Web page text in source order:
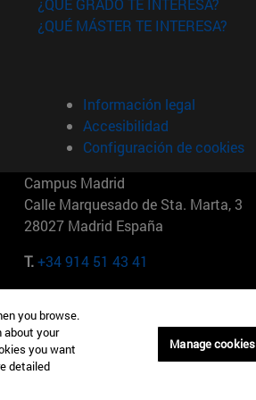
ventana)
nueva ventana)
nueva ventana)
¿QUÉ GRADO TE INTERESA?
¿QUÉ MÁSTER TE INTERESA?
Información legal
Accesibilidad
Configuración de cookies
Campus Madrid
Calle Marquesado de Sta. Marta, 3
28027 Madrid España
T.+34 914 51 43 41
Maria-Theresia-Straße 15 81675
Múnich Alemania
T.+49 89 24209790
you browse.
about your
you want
detailed
Manage cookies